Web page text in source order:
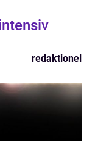
redaktionel